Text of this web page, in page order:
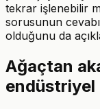
tekrar işlenebilir
sorusunun
olduğunu da
Ağaçtan
endüstriyel